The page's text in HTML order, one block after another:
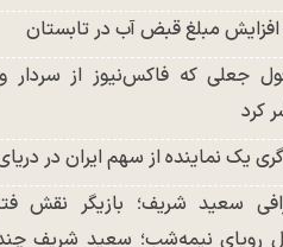
مبلغ قبض آب در تابستان
جعلی که فاکس‌نیوز از سردار
کرد
یک نماینده از سهم ایران در
سعید شریف؛ بازیگر نقش
رویای نیمه‌شب؛ سعید شریف